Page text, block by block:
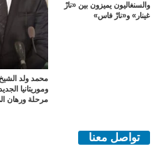
والسنغاليون يميزون بين «نارْ
غينار» و«نارْ فاس»
محمد ولد
وموريتانيا
مرحلة ورهان
تواصل معنا